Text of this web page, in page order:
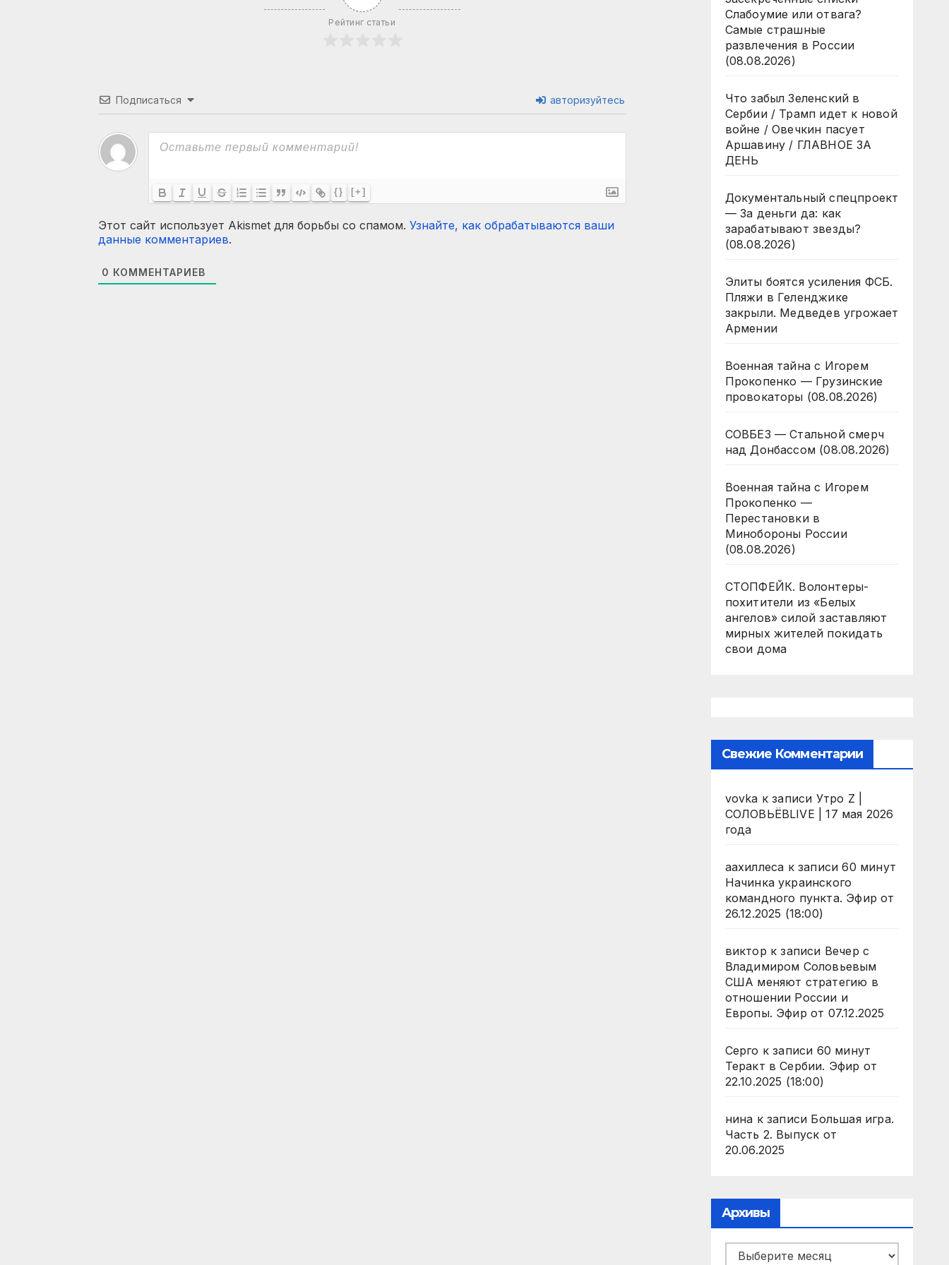
Рейтинг статьи
Подписаться авторизуйтесь
{} [+]
Этот сайт использует Akismet для борьбы со спамом. Узнайте, как обрабатываются ваши
данные комментариев.
0 КОММЕНТАРИЕВ
Слабоумие или отвага?
Самые страшные
развлечения в России
(08.08.2026)
Что забыл Зеленский в
Сербии / Трамп идет к новой
войне / Овечкин пасует
Аршавину / ГЛАВНОЕ ЗА
ДЕНЬ
Документальный спецпроект
— За деньги да: как
зарабатывают звезды?
(08.08.2026)
Элиты боятся усиления ФСБ.
Пляжи в Геленджике
закрыли. Медведев угрожает
Армении
Военная тайна с Игорем
Прокопенко — Грузинские
провокаторы (08.08.2026)
СОВБЕЗ — Стальной смерч
над Донбассом (08.08.2026)
Военная тайна с Игорем
Прокопенко —
Перестановки в
Минобороны России
(08.08.2026)
СТОПФЕЙК. Волонтеры-
похитители из «Белых
ангелов» силой заставляют
мирных жителей покидать
свои дома
Свежие Комментарии
vovka к записи Утро Z |
СОЛОВЬЁВLIVE | 17 мая 2026
года
аахиллеса к записи60 минут
Начинка украинского
командного пункта. Эфир от
26.12.2025 (18:00)
виктор к записи Вечер с
Владимиром Соловьевым
США меняют стратегию в
отношении России и
Европы. Эфир от 07.12.2025
Серго к записи 60 минут
Теракт в Сербии. Эфир от
22.10.2025 (18:00)
нина к записи Большая игра.
Часть 2. Выпуск от
20.06.2025
Архивы
Архивы